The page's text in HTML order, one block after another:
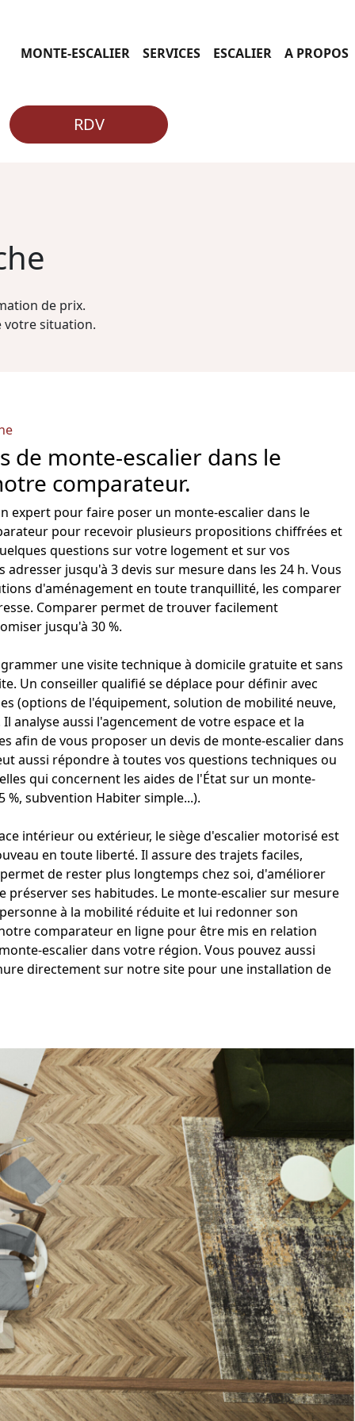
MONTE-ESCALIER SERVICES ESCALIER A PROPOS
RDV
de prix.
votre situation.
de monte-escalier dans le
comparateur.
expert pour faire poser un monte-escalierdans le
pour recevoir plusieurs propositions chiffrées et
questions sur votre logement et sur vos
jusqu'à 3 devis sur mesure dans les 24 h. Vous
d'aménagement en toute tranquillité, les comparer
Comparer permet de trouver facilement
jusqu'à 30 %.
une visite technique à domicile gratuite et sans
Un conseiller qualifié se déplace pour définir avec
(options de l'équipement, solution de mobilité neuve,
analyse aussi l'agencement de votre espace et la
afin de vous proposer un devis de monte-escalierdans
aussi répondre à toutes vos questions techniques ou
qui concernent les aides de l'État sur un monte-
subvention Habiter simple...).
intérieur ou extérieur, le siège d'escalier motorisé est
en toute liberté. Il assure des trajets faciles,
de rester plus longtemps chez soi, d'améliorer
préserver ses habitudes. Le monte-escalier sur mesure
à la mobilité réduite et lui redonner son
comparateur en ligne pour être mis en relation
escalier dans votre région. Vous pouvez aussi
directement sur notre site pour une installation de